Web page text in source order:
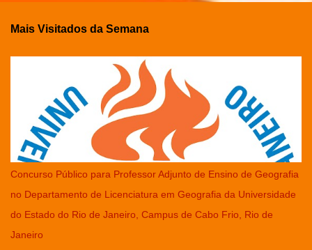
Mais Visitados da Semana
Concurso Público para Professor Adjunto de Ensino de Geografia
no Departamento de Licenciatura em Geografia da Universidade
do Estado do Rio de Janeiro, Campus de Cabo Frio, Rio de
Janeiro